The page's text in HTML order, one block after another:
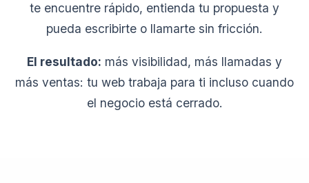
te encuentre rápido, entienda tu propuesta y
pueda escribirte o llamarte sin fricción.
El resultado: más visibilidad, más llamadas y
más ventas: tu web trabaja para ti incluso cuando
el negocio está cerrado.